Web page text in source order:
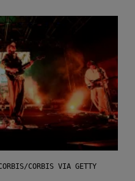
CORBIS VIA GETTY